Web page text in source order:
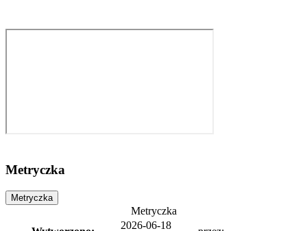
Metryczka
Metryczka
Metryczka
2026-06-18